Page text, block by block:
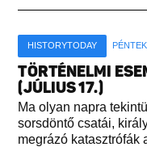
HISTORYTODAY
TÖRTÉNELMI
(JÚLIUS 17.)
Ma olyan napra
sorsdöntő csatái,
megrázó katasztrófák